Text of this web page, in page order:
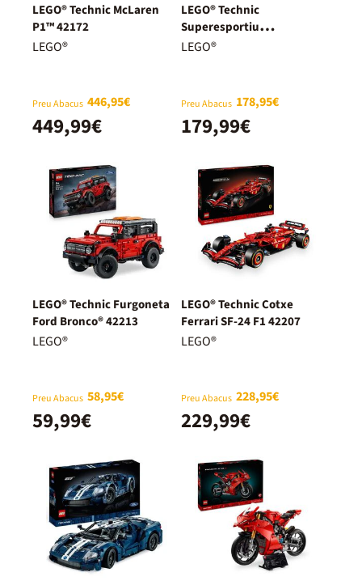
LEGO® Technic McLaren
P1™ 42172
LEGO®
Preu Abacus 446,95€
449,99€
LEGO® Technic
Superesportiu
Lamborghini Revuelto
LEGO®
Preu Abacus 178,95€
179,99€
LEGO® Technic Furgoneta
Ford Bronco® 42213
LEGO®
Preu Abacus 58,95€
59,99€
LEGO® Technic Cotxe
Ferrari SF-24 F1 42207
LEGO®
Preu Abacus 228,95€
229,99€